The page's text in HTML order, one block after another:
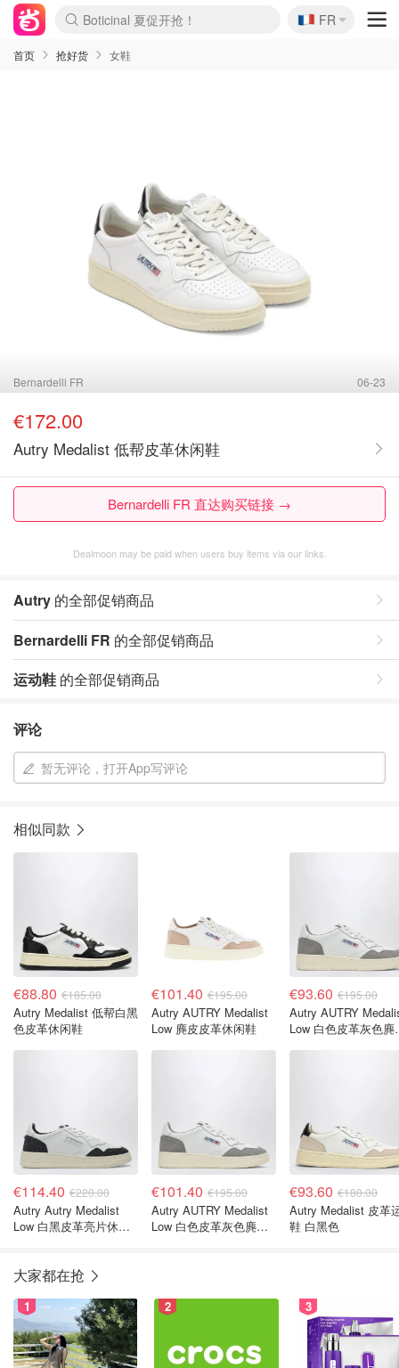
Boticinal 夏促开抢！
4折！lulu周四疯狂上新
还没结束！&OtherStories大促
Joybuy变相75折 随时失效
速领！Stanley独家85折
疑似霸哥！Camper额外叠85折
Zalando 奥莱闪促！每日更新
Moncler反季囤！5折起+叠9折
Coach Brooklyn仅€192
🇫🇷
FR
首页 抢好货 女鞋
Bernardelli FR 06-23
€172.00
Autry Medalist 低帮皮革休闲鞋
Bernardelli FR 直达购买链接 →
Dealmoon may be paid when users buy items via our links.
Autry 的全部促销商品
Bernardelli FR 的全部促销商品
运动鞋 的全部促销商品
评论
暂无评论，打开App写评论
相似同款
€88.80 €185.00
Autry Medalist 低帮白黑
色皮革休闲鞋
€101.40 €195.00
Autry AUTRY Medalist
Low 麂皮皮革休闲鞋
€93.60 €195.00
Autry AUTRY
Low 白色皮革灰色麂
€114.40 €220.00
Autry Autry Medalist
Low 白黑皮革亮片休闲
€101.40 €195.00
Autry AUTRY Medalist
Low 白色皮革灰色麂皮
€93.60 €180.00
Autry Medalist 皮革
鞋 白黑色
大家都在抢
1 2 3